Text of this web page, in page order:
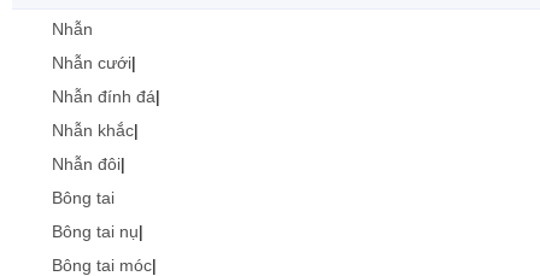
Nhẫn
Nhẫn cưới|
Nhẫn đính đá|
Nhẫn khắc|
Nhẫn đôi|
Bông tai
Bông tai nụ|
Bông tai móc|